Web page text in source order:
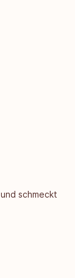
schmeckt